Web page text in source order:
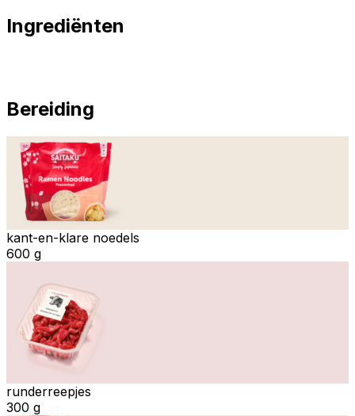
Ingrediënten
Bereiding
kant-en-klare noedels
600 g
runderreepjes
300 g